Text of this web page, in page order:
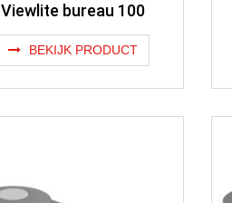
Viewlite bureau 100
BEKIJK PRODUCT